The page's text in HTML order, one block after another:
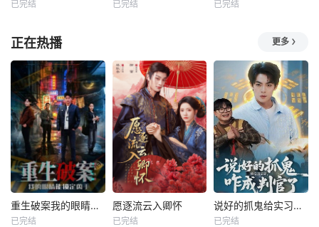
已完结 已完结 已完结
正在热播 更多
重生破案我的眼睛能锁定凶手
已完结
愿逐流云入卿怀
已完结
说好的抓鬼给实习证明，咋成判官了
已完结